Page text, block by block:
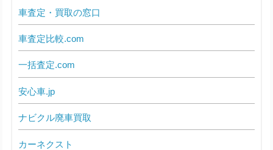
車査定・買取の窓口
車査定比較.com
一括査定.com
安心車.jp
ナビクル廃車買取
カーネクスト